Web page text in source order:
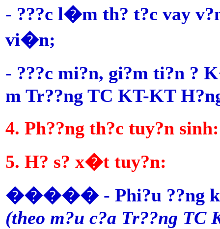
- ???c l�m th? t?c vay
vi�n;
- ???c mi?n, gi?m ti?n ?
m Tr??ng TC KT-KT
4. Ph??ng th?c tuy?n sinh:
5. H? s? x�t tuy?n:
����� - Phi?u ??ng
(theo m?u c?a Tr??ng TC